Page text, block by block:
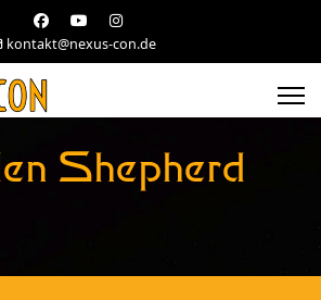
kontakt@nexus-con.de